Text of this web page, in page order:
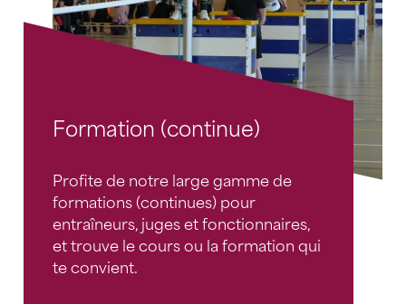
Formation (continue)
Profite de notre large gamme de
formations (continues) pour
entraîneurs, juges et fonctionnaires,
et trouve le cours ou la formation qui
te convient.